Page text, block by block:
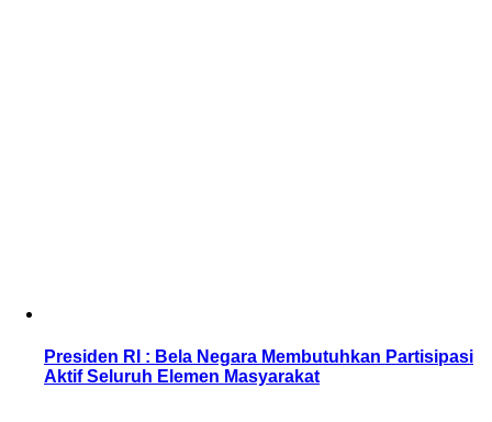
Presiden RI : Bela Negara Membutuhkan Partisipasi
Aktif Seluruh Elemen Masyarakat